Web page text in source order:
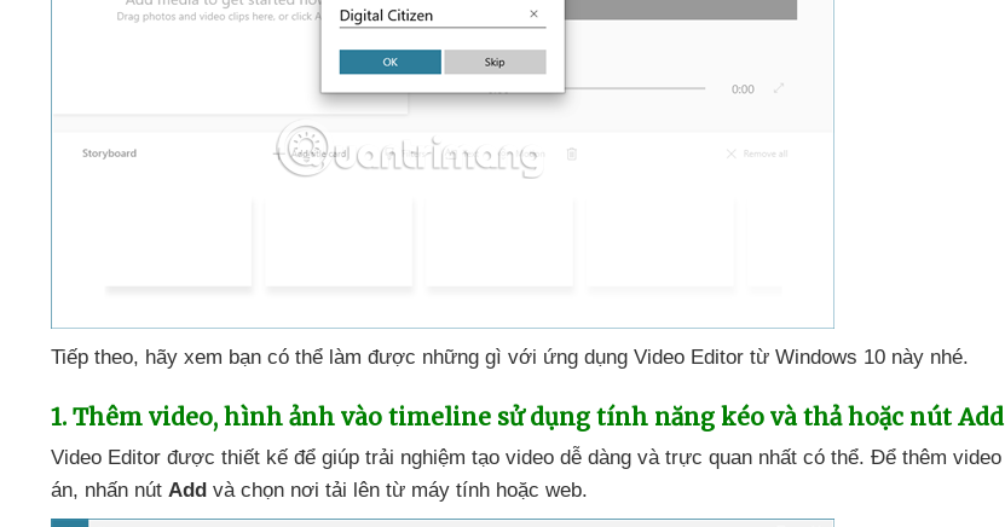
Tiếp theo, hãy xem bạn có thể làm được những gì với ứng dụng Video Editor từ Windows 10 này nhé.
1. Thêm video, hình ảnh vào timeline sử dụng tính năng kéo và thảhoặc nút Add
Video Editor được thiết kế để giúp trải nghiệm tạo video dễ dàng và trực quan nhất có thể. Để thêm video
án, nhấn nút Add và chọn nơi tải lên từ máy tính hoặc web.